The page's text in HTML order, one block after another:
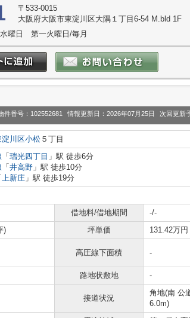
〒533-0015
大阪府大阪市東淀川区大隅１丁目6-54 M.bld 1F
曜日 第一火曜日/毎月
件番号：102552681 情報更新日：2026年07月25日 次回更新
淀川区小松 ５丁目
「 瑞光四丁目 」駅 徒歩6分
「 井高野 」駅 徒歩10分
上新庄 」駅 徒歩19分
借地料/借地期間
-/-
) 坪単価
131.42万円
高圧線下面積 -
路地状敷地 -
接道状況
角地(南 公
6.0m)